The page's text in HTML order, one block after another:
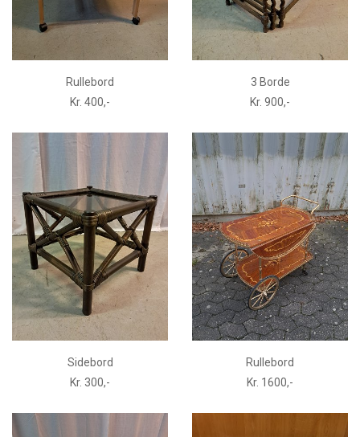
Rullebord
Kr. 400,-
3 Borde
Kr. 900,-
Sidebord
Kr. 300,-
Rullebord
Kr. 1600,-